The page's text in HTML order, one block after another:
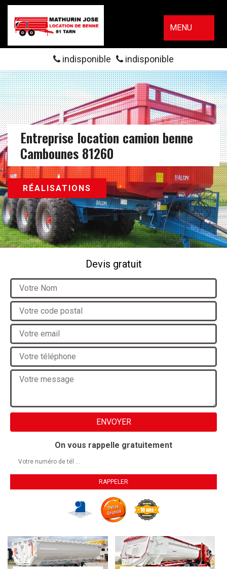
MENU
indisponible indisponible
Entreprise location camion benne
Cambounes 81260
RÉALISATIONS
Devis gratuit
On vous rappelle gratuitement